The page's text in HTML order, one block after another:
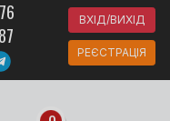
ВХІД/ВИХІД
РЕЄСТРАЦІЯ